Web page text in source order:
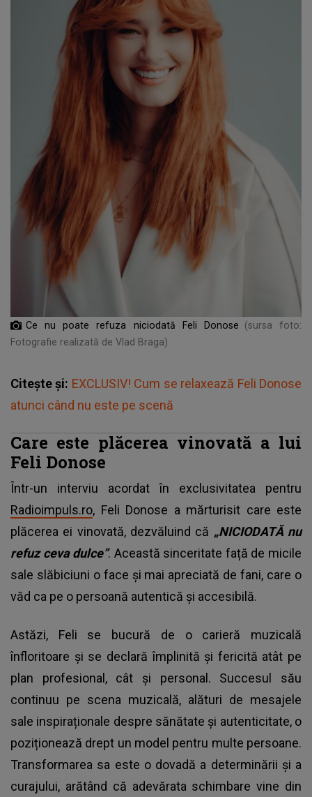
Ce nu poate refuza niciodată Feli Donose
(sursa foto:
Fotografie realizată de Vlad Braga)
Citește și: EXCLUSIV! Cum se relaxează Feli Donose
atunci când nu este pe scenă
Care este plăcerea vinovată a lui
Feli Donose
Într-un interviu acordat în exclusivitatea pentru
Radioimpuls.ro, Feli Donose a mărturisit care este
plăcerea ei vinovată, dezvăluind că „NICIODATĂ nu
refuz ceva dulce”. Această sinceritate față de micile
sale slăbiciuni o face și mai apreciată de fani, care o
văd ca pe o persoană autentică și accesibilă.
Astăzi, Feli se bucură de o carieră muzicală
înfloritoare și se declară împlinită și fericită atât pe
plan profesional, cât și personal. Succesul său
continuu pe scena muzicală, alături de mesajele
sale inspiraționale despre sănătate și autenticitate, o
poziționează drept un model pentru multe persoane.
Transformarea sa este o dovadă a determinării și a
curajului, arătând că adevărata schimbare vine din